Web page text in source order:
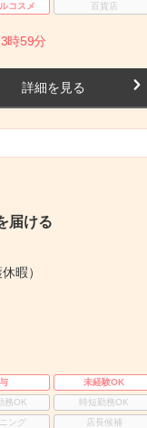
コスメ 百貨店
時59分
詳細を見る
届ける
暇）
未経験OK
務OK
時短勤務OK
ング
店長候補